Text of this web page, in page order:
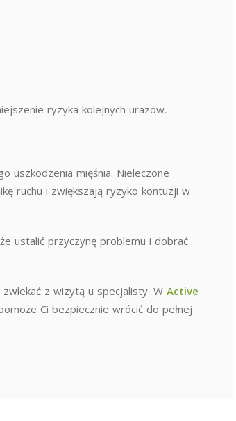
ryzyka kolejnych urazów.
uszkodzenia mięśnia. Nieleczone
ruchu i zwiększają ryzyko kontuzji w
ustalić przyczynę problemu i dobrać
zwlekać z wizytą u specjalisty. W Active
Ci bezpiecznie wrócić do pełnej